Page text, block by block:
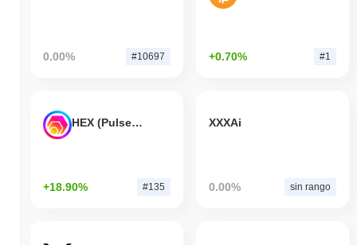
0.00% #10697 +0.70% #1
HEX (Pulsechain)
+18.90% #135
XXXAi
0.00% sin rango